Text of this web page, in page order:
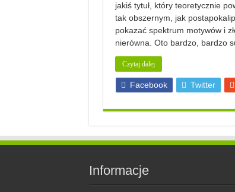
jakiś tytuł, który teoretycznie
tak obszernym, jak
pokazać spektrum motywów i
nierówna. Oto bardzo, bardzo
Czytaj dalej
Facebook Twitter
Informacje